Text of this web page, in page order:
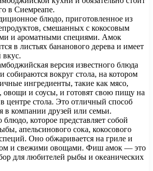
в Сиемреапе.
блюдо, приготовленное из
смешанных с кокосовым
и ароматными специями. Амок
в листьях бананового дерева и имеет
версия известного блюда
собираются вокруг стола, на котором
ингредиенты, такие как мясо,
овощи и соусы, и готовят свою пищу на
центре стола. Это отличный способ
в компании друзей или семьи.
которое представляет собой
апельсинового сока, кокосового
Оно обжаривается на гриле и
и свежими овощами. Фиш амок — это
для любителей рыбы и океанических